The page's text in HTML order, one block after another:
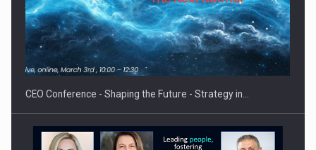
Hard Enduro Piatra Craiului 2026, fueled by benzinariile RO…
CEO Conference - Shaping the Future - Strategy in…